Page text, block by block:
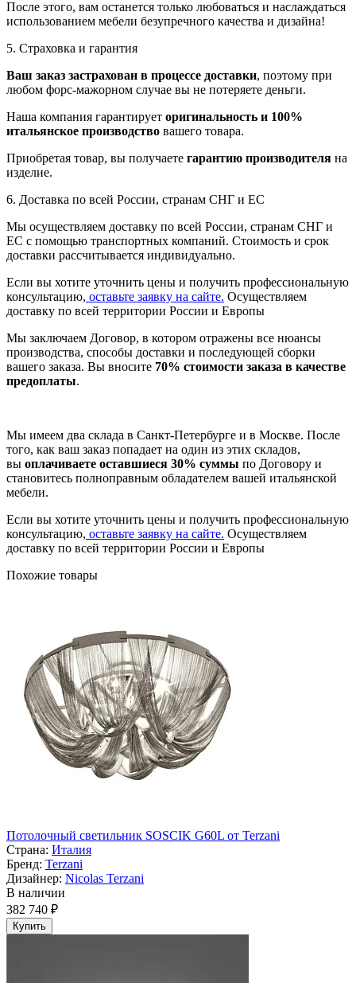
После этого, вам останется только любоваться и наслаждаться
использованием мебели безупречного качества и дизайна!
5. Страховка и гарантия
Ваш заказ застрахован в процессе доставки, поэтому при
любом форс-мажорном случае вы не потеряете деньги.
Наша компания гарантирует оригинальность и 100%
итальянское производство вашего товара.
Приобретая товар, вы получаете гарантию производителя на
изделие.
6. Доставка по всей России, странам СНГ и ЕС
Мы осуществляем доставку по всей России, странам СНГ и
ЕС с помощью транспортных компаний. Стоимость и срок
доставки рассчитывается индивидуально.
Если вы хотите уточнить цены и получить профессиональную
консультацию, оставьте заявку на сайте. Осуществляем
доставку по всей территории России и Европы
Мы заключаем Договор, в котором отражены все нюансы
производства, способы доставки и последующей сборки
вашего заказа. Вы вносите 70% стоимости заказа в качестве
предоплаты.
Мы имеем два склада в Санкт-Петербурге и в Москве. После
того, как ваш заказ попадает на один из этих складов,
вы оплачиваете оставшиеся 30% суммы по Договору и
становитесь полноправным обладателем вашей итальянской
мебели.
Если вы хотите уточнить цены и получить профессиональную
консультацию, оставьте заявку на сайте. Осуществляем
доставку по всей территории России и Европы
Похожие товары
Потолочный светильник SOSCIK G60L от Terzani
Страна: Италия
Бренд: Terzani
Дизайнер: Nicolas Terzani
В наличии
382 740 ₽
Купить